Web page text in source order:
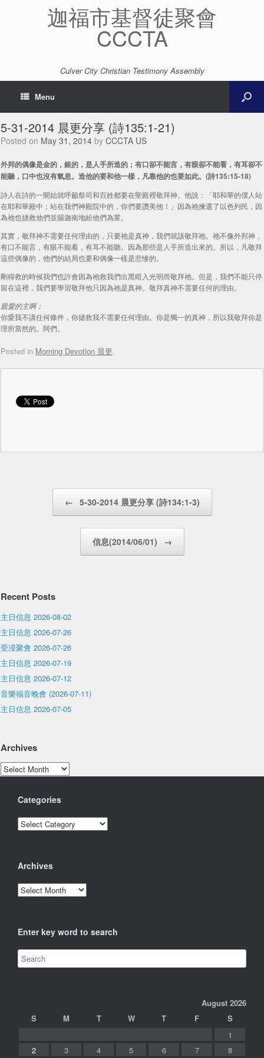
迦福市基督徒聚會
CCCTA
Culver City Christian Testimony Assembly
Menu
5-31-2014 晨更分享 (詩135:1-21)
Posted on May 31, 2014 by CCCTA US
外邦的偶像是金的，銀的，是人手所造的；有口卻不能言，有眼卻不能看，有耳卻不
能聽，口中也沒有氣息。造他的要和他一樣，凡靠他的也要如此。(詩135:15-18)
詩人在詩的一開始就呼籲祭司和百姓都要在聖殿裡敬拜神。他說：「耶和華的僕人站
在耶和華殿中；站在我們神殿院中的，你們要讚美他！」因為祂揀選了以色列民，因
為祂也拯救他們並賜迦南地給他們為業。
其實，敬拜神不需要任何理由的，只要祂是真神，我們就該敬拜祂。祂不像外邦神，
有口不能言，有眼不能看，有耳不能聽。因為那些是人手所造出來的。所以，凡敬拜
這些偶像的，他們的結局也要和偶像一樣是悲慘的。
剛得救的時候我們也許會因為祂救我們出黑暗入光明而敬拜祂。但是，我們不能只停
留在這裡，我們要學習敬拜他只因為祂是真神。敬拜真神不需要任何的理由。
親愛的主啊：
你愛我不講任何條件，你拯救我不需要任何理由。你是獨一的真神，所以我敬拜你是
理所當然的。阿們。
Posted in Morning Devotion 晨更.
← 5-30-2014 晨更分享 (詩134:1-3)
信息(2014/06/01) →
Recent Posts
主日信息 2026-08-02
主日信息 2026-07-26
受浸聚會 2026-07-26
主日信息 2026-07-19
主日信息 2026-07-12
音樂福音晚會 (2026-07-11)
主日信息 2026-07-05
Archives
Archives
Categories
Categories
Archives
Archives
Enter key word to search
August 2026
S
M T W T F
S
1
2
3 4 5 6 7 8